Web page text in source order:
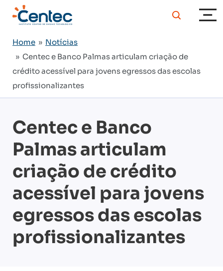
Home » Notícias
» Centec e Banco Palmas articulam criação de
crédito acessível para jovens egressos das escolas
profissionalizantes
Centec e Banco
Palmas articulam
criação de crédito
acessível para jovens
egressos das escolas
profissionalizantes